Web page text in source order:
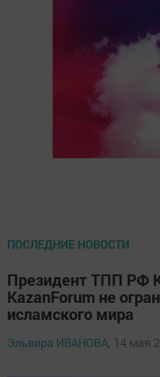
ПОСЛЕДНИЕ НОВОСТИ
Президент ТПП РФ
KazanForum не
исламского мира
Эльвира ИВАНОВА, 14 мая